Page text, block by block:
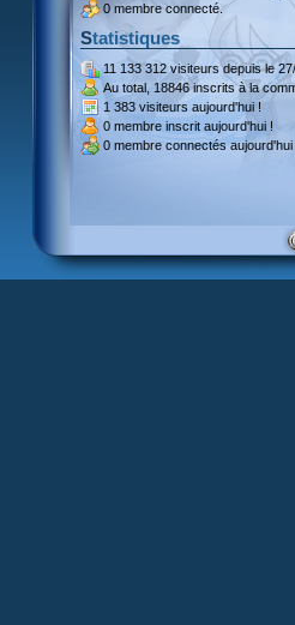
0 membre connecté.
Statistiques
11 133 312 visiteursdepuis le
Au total, 18846 inscritsà la
1 383 visiteurs aujourd'hui !
0 membre inscrit aujourd'hui !
0 membre connectés aujourd'hui